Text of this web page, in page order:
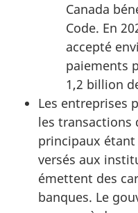
Canada
Code. En
accepté
paiements
1,2 billion
Les entreprises
les transactions
principaux étant
versés aux
émettent des
banques. Le